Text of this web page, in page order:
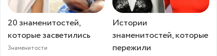
20 знаменитостей,
которые засветились
Знаменитости
Истории
знаменитостей, которые
пережили